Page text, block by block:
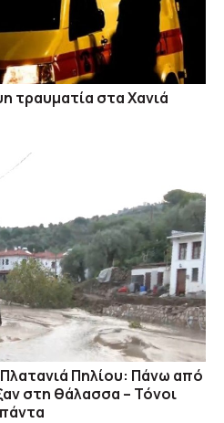
τραυματία στα Χανιά
Πηλίου: Πάνω από
στη θάλασσα – Τόνοι